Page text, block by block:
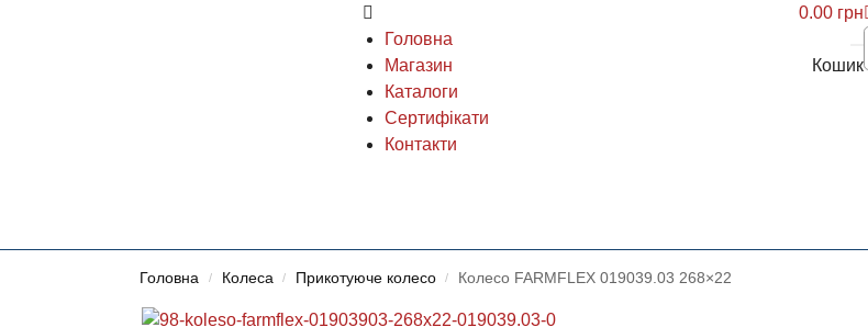
Головна
Магазин
Каталоги
Сертифікати
Контакти
0.00 грн
Кошик
Головна / Колеса / Прикотуюче колесо / Колесо FARMFLEX 019039.03 268×22